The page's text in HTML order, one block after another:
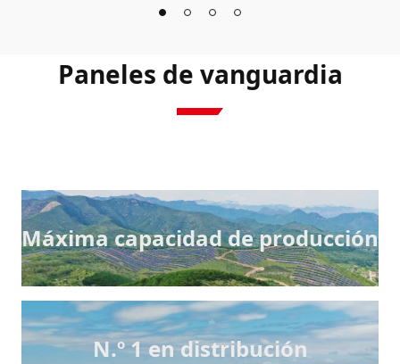
Paneles de vanguardia
Máxima capacidad de producción
N.º 1 en distribución